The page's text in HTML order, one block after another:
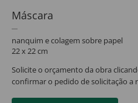
Máscara
nanquim e colagem sobre papel
22 x 22 cm
Solicite o orçamento da obra
confirmar o pedido de solicitação a